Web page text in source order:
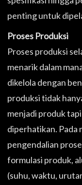
penting untuk
Proses Produksi
Proses produksi
menarik dalam
dikelola dengan
produksi tidak
menjadi produk
diperhatikan. Pada
pengendalian
formulasi produk,
(suhu, waktu,